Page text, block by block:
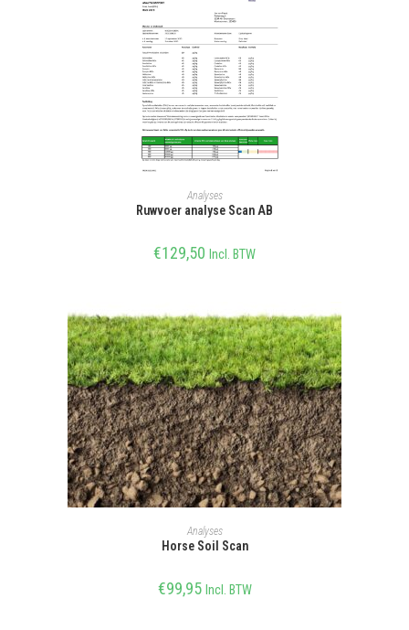
SELECTEER OPTIE
Analyses
Ruwvoer analyse Scan AB
€129,50 Incl. BTW
SELECTEER OPTIE
Analyses
Horse Soil Scan
€99,95 Incl. BTW